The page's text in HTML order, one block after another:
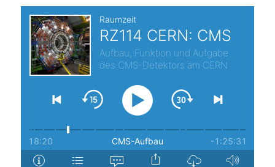
t
s
p
n
a
l
t
r